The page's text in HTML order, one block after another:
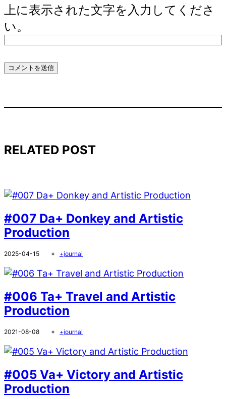
上に表示された文字を入力してくださ
い。
RELATED POST
#007 Da+ Donkey and Artistic
Production
2025-04-15 +journal
#006 Ta+ Travel and Artistic
Production
2021-08-08 +journal
#005 Va+ Victory and Artistic
Production